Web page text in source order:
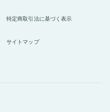
特定商取引法に基づく表示
サイトマップ